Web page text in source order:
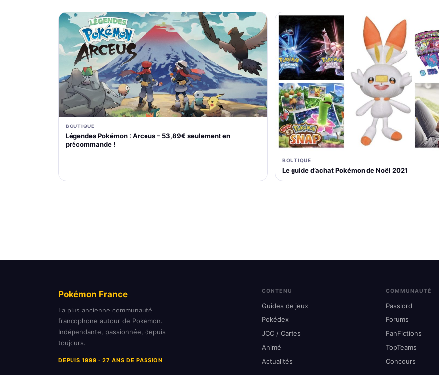
BOUTIQUE
Légendes Pokémon : Arceus – 53,89€ seulement en
précommande !
BOUTIQUE
Le guide d’achat Pokémon de Noël 2021
Pokémon France
La plus ancienne communauté
francophone autour de Pokémon.
Indépendante, passionnée, depuis
toujours.
DEPUIS 1999 · 27 ANS DE PASSION
CONTENU
Guides de jeux
Pokédex
JCC / Cartes
Animé
Actualités
COMMUNAUTÉ
Passlord
Forums
FanFictions
TopTeams
Concours